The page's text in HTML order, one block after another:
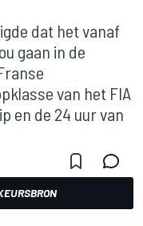
dat het vanaf
gaan in de
van het FIA
en de 24 uur van